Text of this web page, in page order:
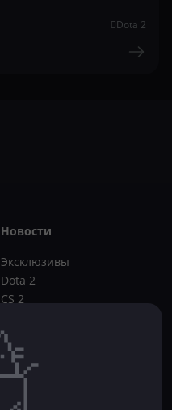
Dota 2
Новости
Эксклюзивы
Dota 2
CS 2
Букмекеры
CS 2